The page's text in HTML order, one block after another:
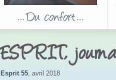
ESPRIT,
Esprit 55, avril 2018